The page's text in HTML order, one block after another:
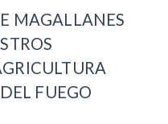
MAGALLANES
FUEGO